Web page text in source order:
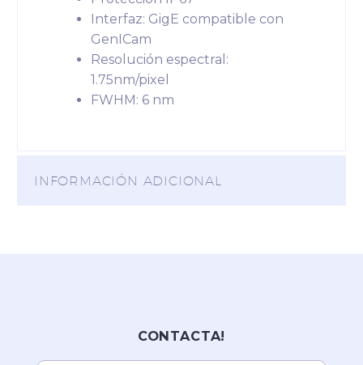
Interfaz: GigE compatible con
GenICam
Resolución espectral:
1.75nm/pixel
FWHM: 6 nm
INFORMACIÓN ADICIONAL
CONTACTA!